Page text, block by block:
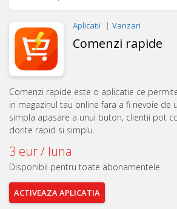
Aplicatii Vanzari
Comenzi rapide
Comenzi rapide este o aplicatie ce
in magazinul tau online fara a fi nevoie de
simpla apasare a unui buton, clientii pot
dorite rapid si simplu.
3 eur / luna
Disponibil pentru toate abonamentele
ACTIVEAZAAPLICATIA